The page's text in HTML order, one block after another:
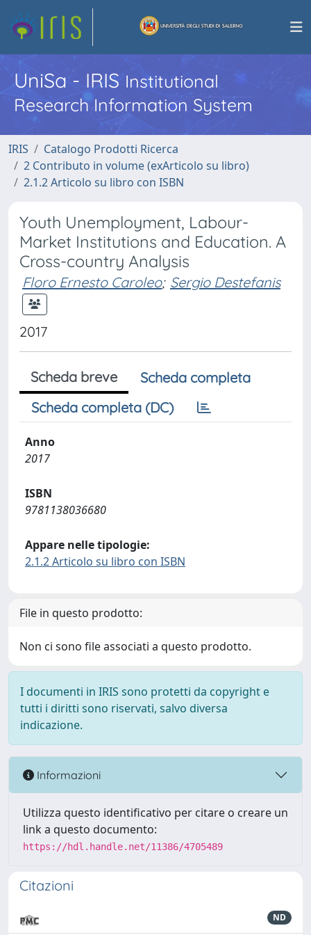
UniSa - IRISInstitutional
Research Information System
IRIS
Catalogo Prodotti Ricerca
2 Contributo in volume (exArticolo su libro)
2.1.2 Articolo su libro con ISBN
Youth Unemployment, Labour-
Market Institutions and Education. A
Cross-country Analysis
Floro Ernesto Caroleo; Sergio Destefanis
2017
Scheda breve
Scheda completa
Scheda completa (DC)
Anno
2017
ISBN
9781138036680
Appare nelle tipologie:
2.1.2 Articolo su libro con ISBN
File in questo prodotto:
Non ci sono file associati a questo prodotto.
I documenti in IRIS sono protetti da copyright e
tutti i diritti sono riservati, salvo diversa
indicazione.
Informazioni
Utilizza questo identificativo per citare o creare un
link a questo documento:
https://hdl.handle.net/11386/4705489
Citazioni
ND